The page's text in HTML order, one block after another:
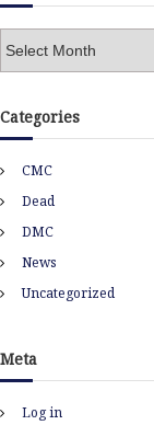
h
e
s
Categories
CMC
Dead
DMC
News
Uncategorized
Meta
Log in